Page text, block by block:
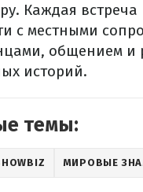
Каждая встреча
с местными
общением и
историй.
темы:
МИРОВЫЕ